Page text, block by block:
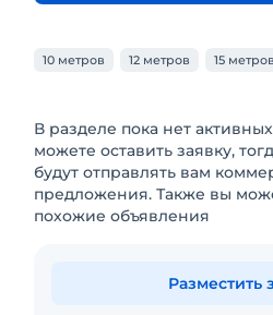
10 метров 12 метров 15 метров
В разделе пока нет
можете оставить заявку,
будут отправлять вам
предложения. Также вы
похожие объявления
Разместить